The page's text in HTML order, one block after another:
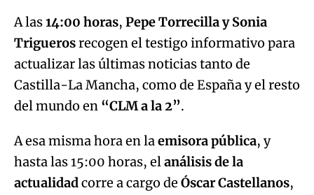
A las14:00 horas, Pepe Torrecilla y Sonia
Triguerosrecogen el testigo informativo para
actualizar las últimas noticias tanto de
Castilla-La Mancha, como de España y el resto
del mundo en “CLM a la 2”.
A esa misma hora en laemisora pública, y
hasta las 15:00 horas, elanálisis de la
actualidadcorre a cargo de Óscar Castellanos,